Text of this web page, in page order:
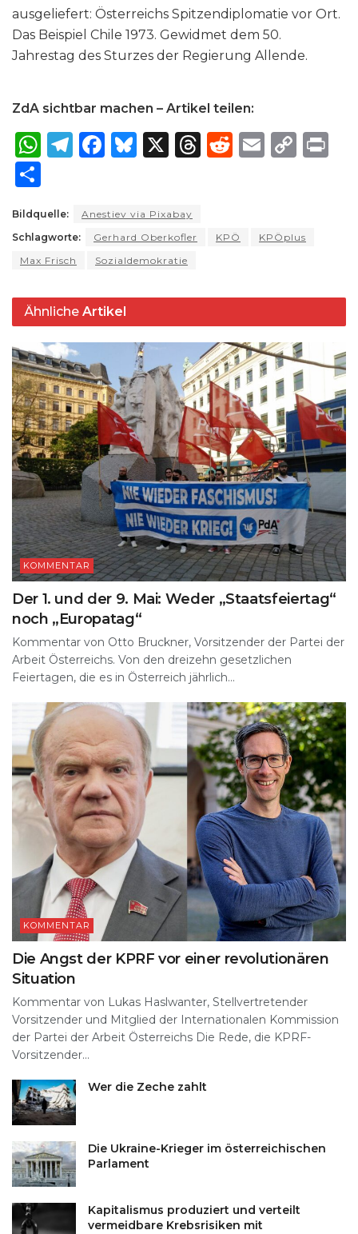
ausgeliefert: Österreichs Spitzendiplomatie vor Ort.
Das Beispiel Chile 1973. Gewidmet dem 50.
Jahrestag des Sturzes der Regierung Allende.
ZdA sichtbar machen – Artikel teilen:
W
ts
A
p
p
T
g
ra
m
F
e
b
o
o
k
B
s
k
y
X
T
d
R
t
E
C
Li
k
ar
e
Bildquelle:
Anestiev via Pixabay
Schlagworte:
Gerhard Oberkofler KPÖ
KPÖplus
Max Frisch
Sozialdemokratie
Ähnliche Artikel
KOMMENTAR
Der 1. und der 9. Mai: Weder „Staatsfeiertag“
noch „Europatag“
Kommentar von Otto Bruckner, Vorsitzender der Partei der
Arbeit Österreichs. Von den dreizehn gesetzlichen
Feiertagen, die es in Österreich jährlich...
KOMMENTAR
Die Angst der KPRF vor einer revolutionären
Situation
Kommentar von Lukas Haslwanter, Stellvertretender
Vorsitzender und Mitglied der Internationalen Kommission
der Partei der Arbeit Österreichs Die Rede, die KPRF-
Vorsitzender...
Wer die Zeche zahlt
Die Ukraine-Krieger im österreichischen
Parlament
Kapitalismus produziert und verteilt
vermeidbare Krebsrisiken mit